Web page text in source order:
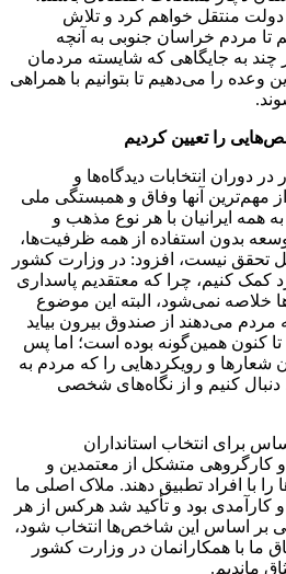
دولت منتقل خواهم کرد و تلاش
تا مردم خراسان جنوبی ‌به آنچه
چند ‌به جایگاهی که شایسته مردمان
وعده را می‌دهیم تا بتوانیم با همراهی
را تعیین کردیم
دوران انتخابات دیدگاه‌ها و
مهم‌ترین آنها وفاق و همبستگی ملی
همه ایرانیان با هر نوع مذهب و
بدون استفاده از همه ظرفیت‌ها،
تحقق نیست، افزود: در وزارت کشور
کمک کنیم، چرا که معتقدیم پاسداری
خلاصه نمی‌شود، البته این موضوع
می‌دهند از صندوق بیرون بیاید
تا کنون همین‌گونه بوده است؛ اما پس
شعارها و رویکردهایی را که مردم به
دنبال کنیم و از نگاه‌های شخصی
برای انتخاب استانداران
کارگروهی متشکل از معتمدین و
با افراد تطبیق دهند. ملاک اصلی ما
بود و تأکید شد هرکس از هر
بر اساس این شاخص‌ها انتخاب شود،
ما با همکارانمان در وزارت کشور
ماندیم.